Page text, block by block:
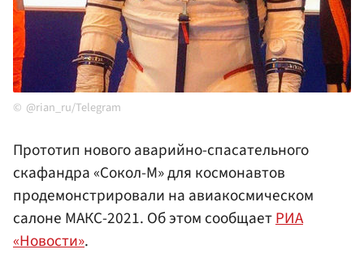
@rian_ru/Telegram
Прототип нового аварийно-спасательного
скафандра «Сокол-М» для космонавтов
продемонстрировали на авиакосмическом
салоне МАКС-2021. Об этом сообщаетРИА
«Новости».